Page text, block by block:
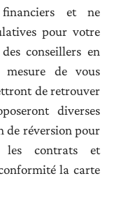
et ne
pour votre
conseillers en
mesure de vous
de retrouver
diverses
de réversion pour
les contrats et
la carte